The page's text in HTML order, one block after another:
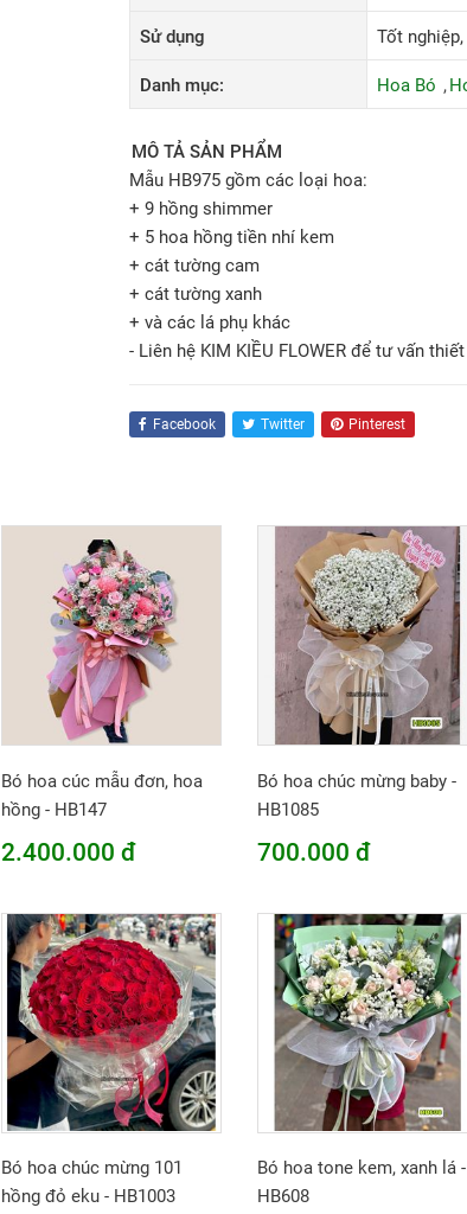
Sử dụng Tốt
Danh mục: Hoa Bó
MÔ TẢ SẢN PHẨM
Mẫu HB975 gồm các loại hoa:
+ 9 hồng shimmer
+ 5 hoa hồng tiền nhí kem
+ cát tường cam
+ cát tường xanh
+ và các lá phụ khác
- Liên hệ KIM KIỀU FLOWER để tư vấn
Facebook Twitter Pinterest
Bó hoa cúc mẫu đơn, hoa
hồng - HB147
2.400.000 đ
Bó hoa chúc mừng baby -
HB1085
700.000 đ
Bó hoa chúc mừng 101
hồng đỏ eku - HB1003
Bó hoa tone kem, xanh lá -
HB608